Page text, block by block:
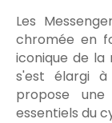
Les
chromée en
iconique de la
s'est élargi
propose
essentiels du